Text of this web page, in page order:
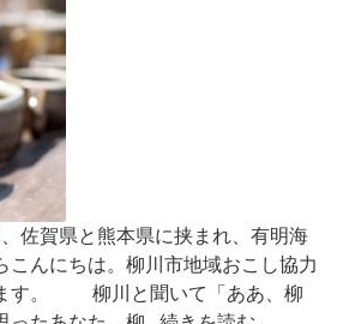
佐賀県と熊本県に挟まれ、有明海
こんにちは。柳川市地域おこし協力
す。 柳川と聞いて「ああ、柳